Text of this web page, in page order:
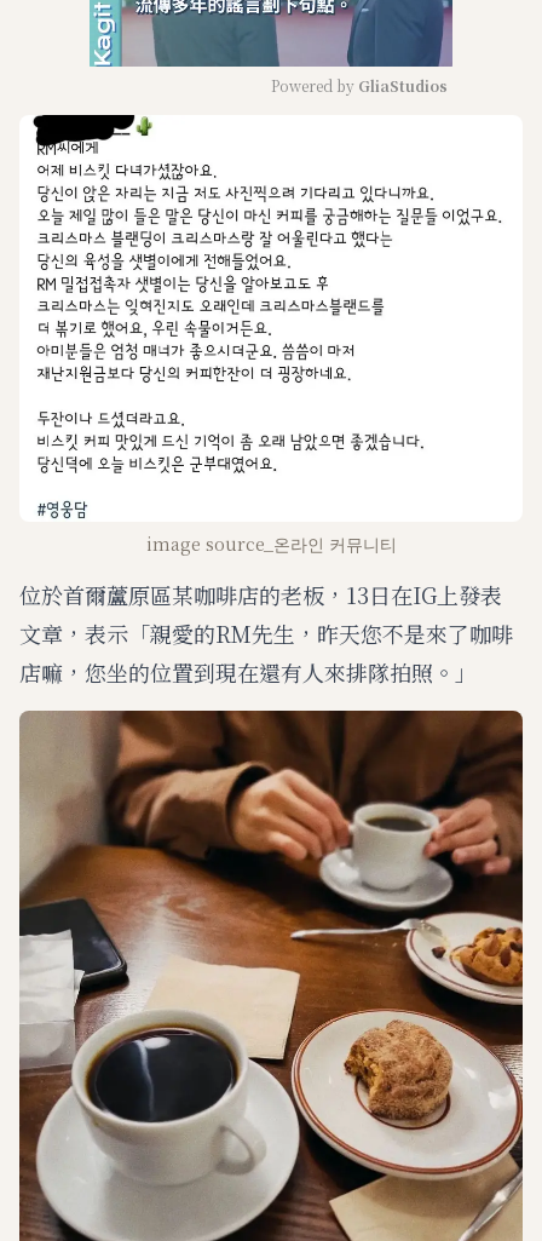
t
e
Powered by GliaStudios
image source_온라인 커뮤니티
位於首爾蘆原區某咖啡店的老板，13日在IG上發表
文章，表示「親愛的RM先生，昨天您不是來了咖啡
店嘛，您坐的位置到現在還有人來排隊拍照。」